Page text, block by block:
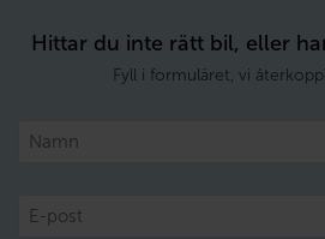
Hittar du inte rätt bil, eller
Fyll i formuläret, vi
Namn
E-
post